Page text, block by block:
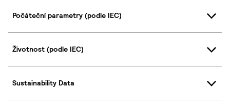
Počáteční parametry (podle IEC)
Životnost (podle IEC)
Sustainability Data